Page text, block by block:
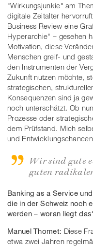
"Wirkungsjunkie" am
digitale Zeitalter
Business Review eine
Hyperarchie" – gesehen
Motivation, diese
Menschen greif- und
den Instrumenten der
Zukunft nutzen möchte,
strategischen,
Konsequenzen sind ja
noch unterschätzt. Ob
Prozesse oder
dem Prüfstand. Mich
und
Wir sind gute
guten
Banking as a Service
die in der Schweiz noch
werden – woran liegt
Manuel Thomet: Diese
etwa zwei Jahren